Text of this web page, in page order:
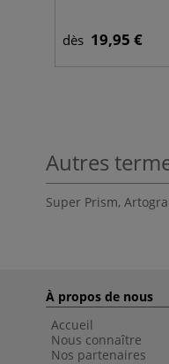
dès 19,95 €
Autres
Super Prism,
À propos de nous
Accueil
Nous connaître
Nos partenaires